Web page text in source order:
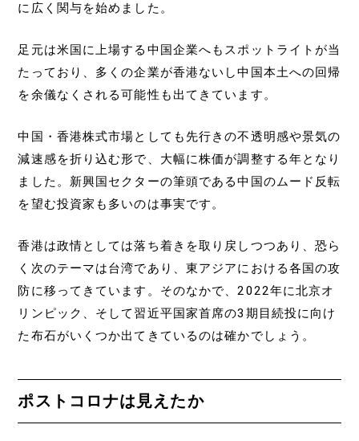
に広く関与を始めました。
足元は米国に上場する中国企業へもスポットライトが当
たっており、多くの企業が香港ないし中国本土への回帰
を余儀なくされる可能性も出てきています。
中国・香港株式市場としても先行きの不透明感や景気の
減速感を折り込む形で、大幅に株価が調整する年となり
ました。新興国セクターの筆頭である中国のムード反転
を望む投資家も多いのは事実です。
香港は政情としては落ち着きを取り戻しつつあり、恐ら
く次のテーマは台湾であり、東アジアにおける各国の攻
防に移ってきています。そのなかで、2022年に北京オ
リンピック、そして習近平国家首席の3期目続投に向け
た布石がいくつか出てきているのは確かでしょう。
ポストコロナは見えたか